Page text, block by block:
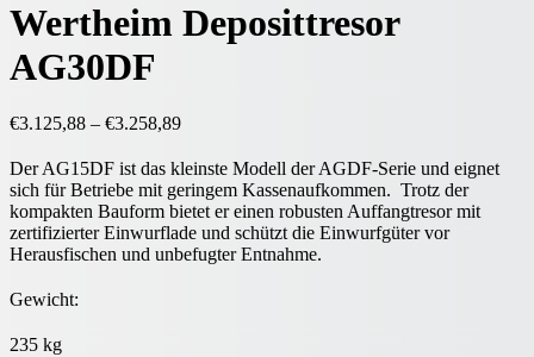
Wertheim Deposittresor
AG30DF
€3.125,88 – €3.258,89
Der AG15DF ist das kleinste Modell der AGDF‑Serie und eignet
sich für Betriebe mit geringem Kassenaufkommen. Trotz der
kompakten Bauform bietet er einen robusten Auffangtresor mit
zertifizierter Einwurflade und schützt die Einwurfgüter vor
Herausfischen und unbefugter Entnahme.
Gewicht:
235 kg